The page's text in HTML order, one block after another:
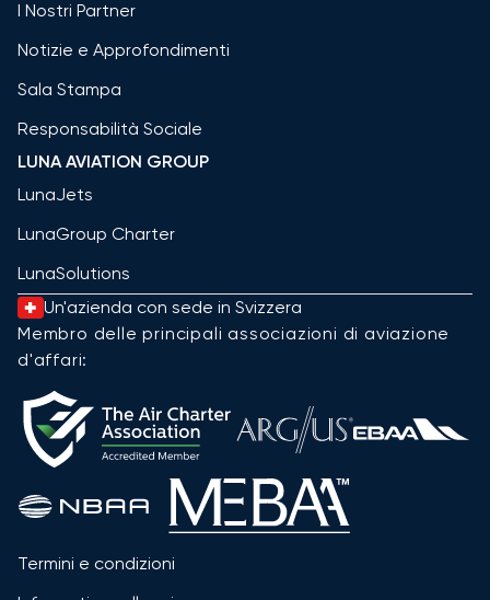
I Nostri Partner
Notizie e Approfondimenti
Sala Stampa
Responsabilità Sociale
LUNA AVIATION GROUP
LunaJets
LunaGroup Charter
LunaSolutions
Un'azienda con sede in Svizzera
Membro delle principali associazioni di aviazione
d'affari:
Termini e condizioni